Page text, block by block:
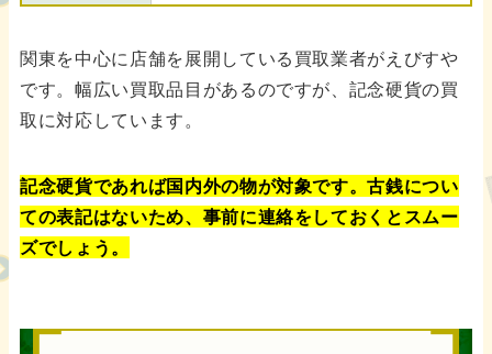
関東を中心に店舗を展開している買取業者がえびすや
です。幅広い買取品目があるのですが、記念硬貨の買
取に対応しています。
記念硬貨であれば国内外の物が対象です。古銭につい
ての表記はないため、事前に連絡をしておくとスムー
ズでしょう。